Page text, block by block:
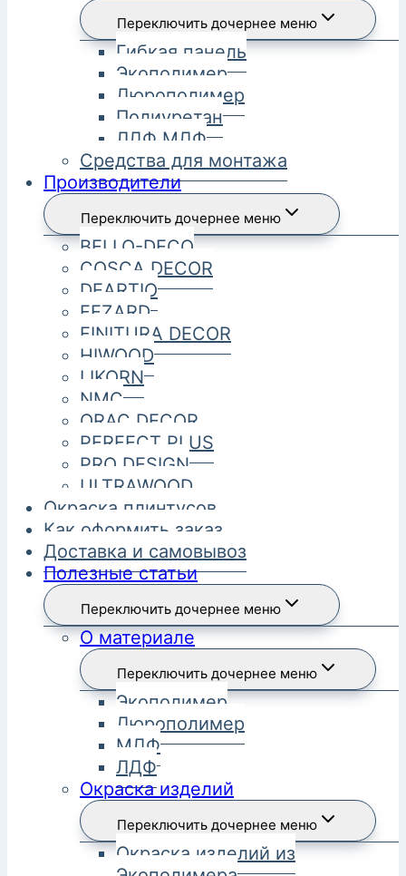
Переключить дочернее меню
Гибкая панель
Экополимер
Дюрополимер
Полиуретан
ЛДФ МДФ
Средства для монтажа
Производители
Переключить дочернее меню
BELLO-DECO
COSCA DECOR
DEARTIO
FEZARD
FINITURA DECOR
HIWOOD
LIKORN
NMC
ORAC DECOR
PERFECT PLUS
PRO DESIGN
ULTRAWOOD
Окраска плинтусов
Как оформить заказ
Доставка и самовывоз
Полезные статьи
Переключить дочернее меню
О материале
Переключить дочернее меню
Экополимер
Дюрополимер
МДФ
ЛДФ
Окраска изделий
Переключить дочернее меню
Окраска изделий из